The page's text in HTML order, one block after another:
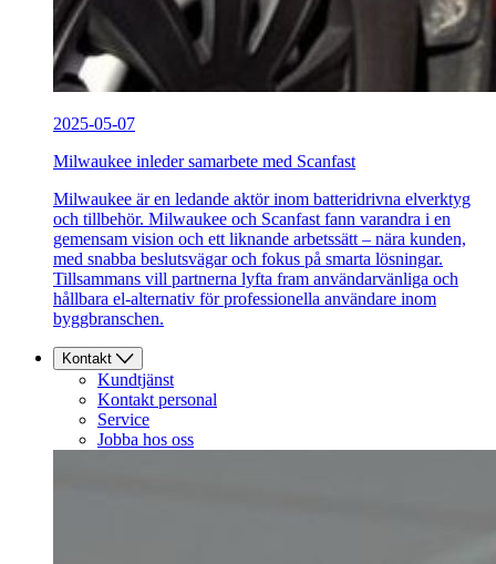
2025-05-07
Milwaukee inleder samarbete med Scanfast
Milwaukee är en ledande aktör inom batteridrivna elverktyg
och tillbehör. Milwaukee och Scanfast fann varandra i en
gemensam vision och ett liknande arbetssätt – nära kunden,
med snabba beslutsvägar och fokus på smarta lösningar.
Tillsammans vill partnerna lyfta fram användarvänliga och
hållbara el-alternativ för professionella användare inom
byggbranschen.
Kontakt
Kundtjänst
Kontakt personal
Service
Jobba hos oss